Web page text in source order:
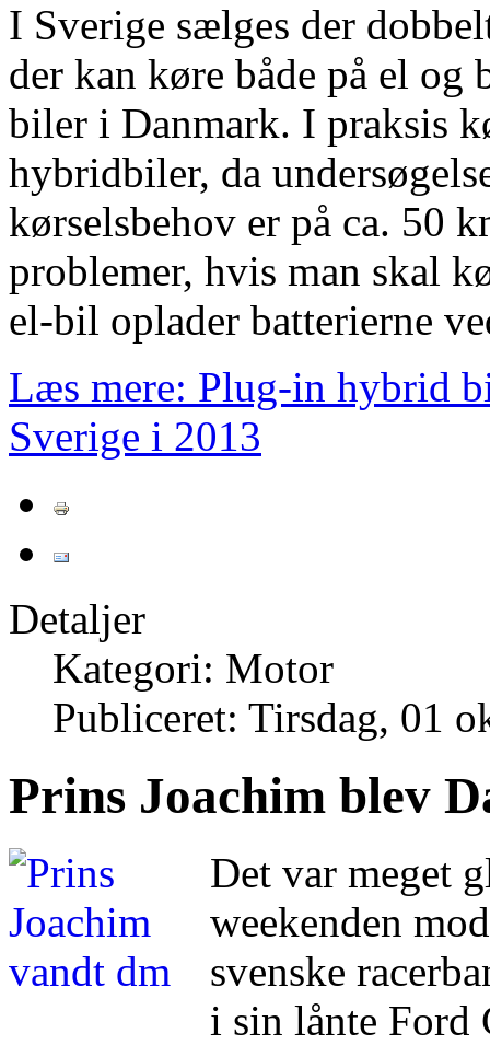
I Sverige sælges der
der kan køre både på el
biler i Danmark. I praksis
hybridbiler, da
kørselsbehov er på ca. 50
problemer, hvis man skal
el-bil oplader batterierne
Læs mere: Plug-in hybrid
Sverige i 2013
Detaljer
Kategori: Motor
Publiceret: Tirsdag, 01
Prins Joachim blev
Det var meget
weekenden
svenske
i sin lånte Ford